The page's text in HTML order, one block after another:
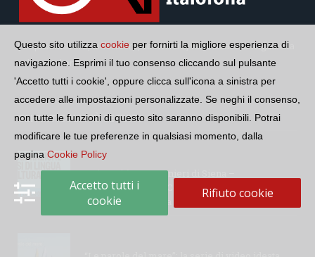
Per promuovere, diffondere, sostenere, valorizzare la lingua e la
cultura italiana
GLI ARTICOLI PIÙ SEGUITI
Università per Stranieri di Siena –
Inaugurazione dei Corsi di Lingua e Cultura
Italiana, 109a annata
Questo sito utilizza cookie per fornirti la migliore esperienza di
navigazione. Esprimi il tuo consenso cliccando sul pulsante
'Accetto tutti i cookie', oppure clicca sull'icona a sinistra per
accedere alle impostazioni personalizzate. Se neghi il consenso,
non tutte le funzioni di questo sito saranno disponibili. Potrai
modificare le tue preferenze in qualsiasi momento, dalla
pagina Cookie Policy
Accetto tutti i
cookie
Rifiuto cookie